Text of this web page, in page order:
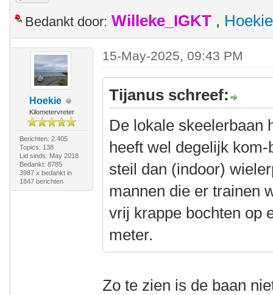
Bedankt door: Willeke_IGKT , Hoekie
Hoekie
Kilometervreter
Berichten: 2.405
Topics: 138
Lid sinds: May 2018
Bedankt: 8785
3987 x bedankt in
1847 berichten
15-May-2025, 09:43 PM
Tijanus schreef:
De lokale skeelerbaan
heeft wel degelijk
steil dan (indoor)
mannen die er trainen
vrij krappe bochten op
meter.
Zo te zien is de baan